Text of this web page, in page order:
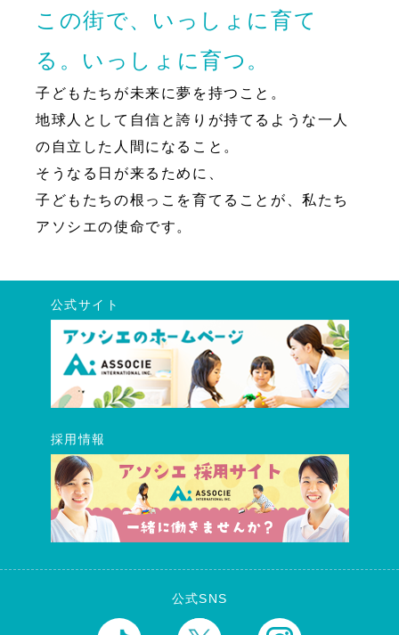
この街で、いっしょに育て
る。いっしょに育つ。
子どもたちが未来に夢を持つこと。
地球人として自信と誇りが持てるような一人
の自立した人間になること。
そうなる日が来るために、
子どもたちの根っこを育てることが、私たち
アソシエの使命です。
公式サイト
採用情報
公式SNS